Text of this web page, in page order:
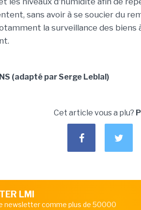
sans avoir à se soucier du
la surveillance des biens
(adapté par Serge Leblal)
Cet article vous a plu?
LMI
newsletter comme plus de 50000